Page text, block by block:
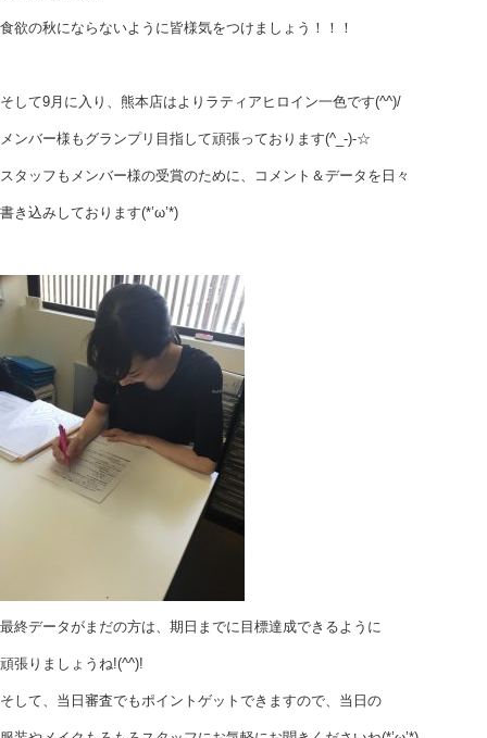
食欲の秋にならないように皆様気をつけましょう！！！
そして9月に入り、熊本店はよりラティアヒロイン一色です(^^)/
メンバー様もグランプリ目指して頑張っております(^_-)-☆
スタッフもメンバー様の受賞のために、コメント＆データを日々
書き込みしております(*’ω’*)
最終データがまだの方は、期日までに目標達成できるように
頑張りましょうね!(^^)!
そして、当日審査でもポイントゲットできますので、当日の